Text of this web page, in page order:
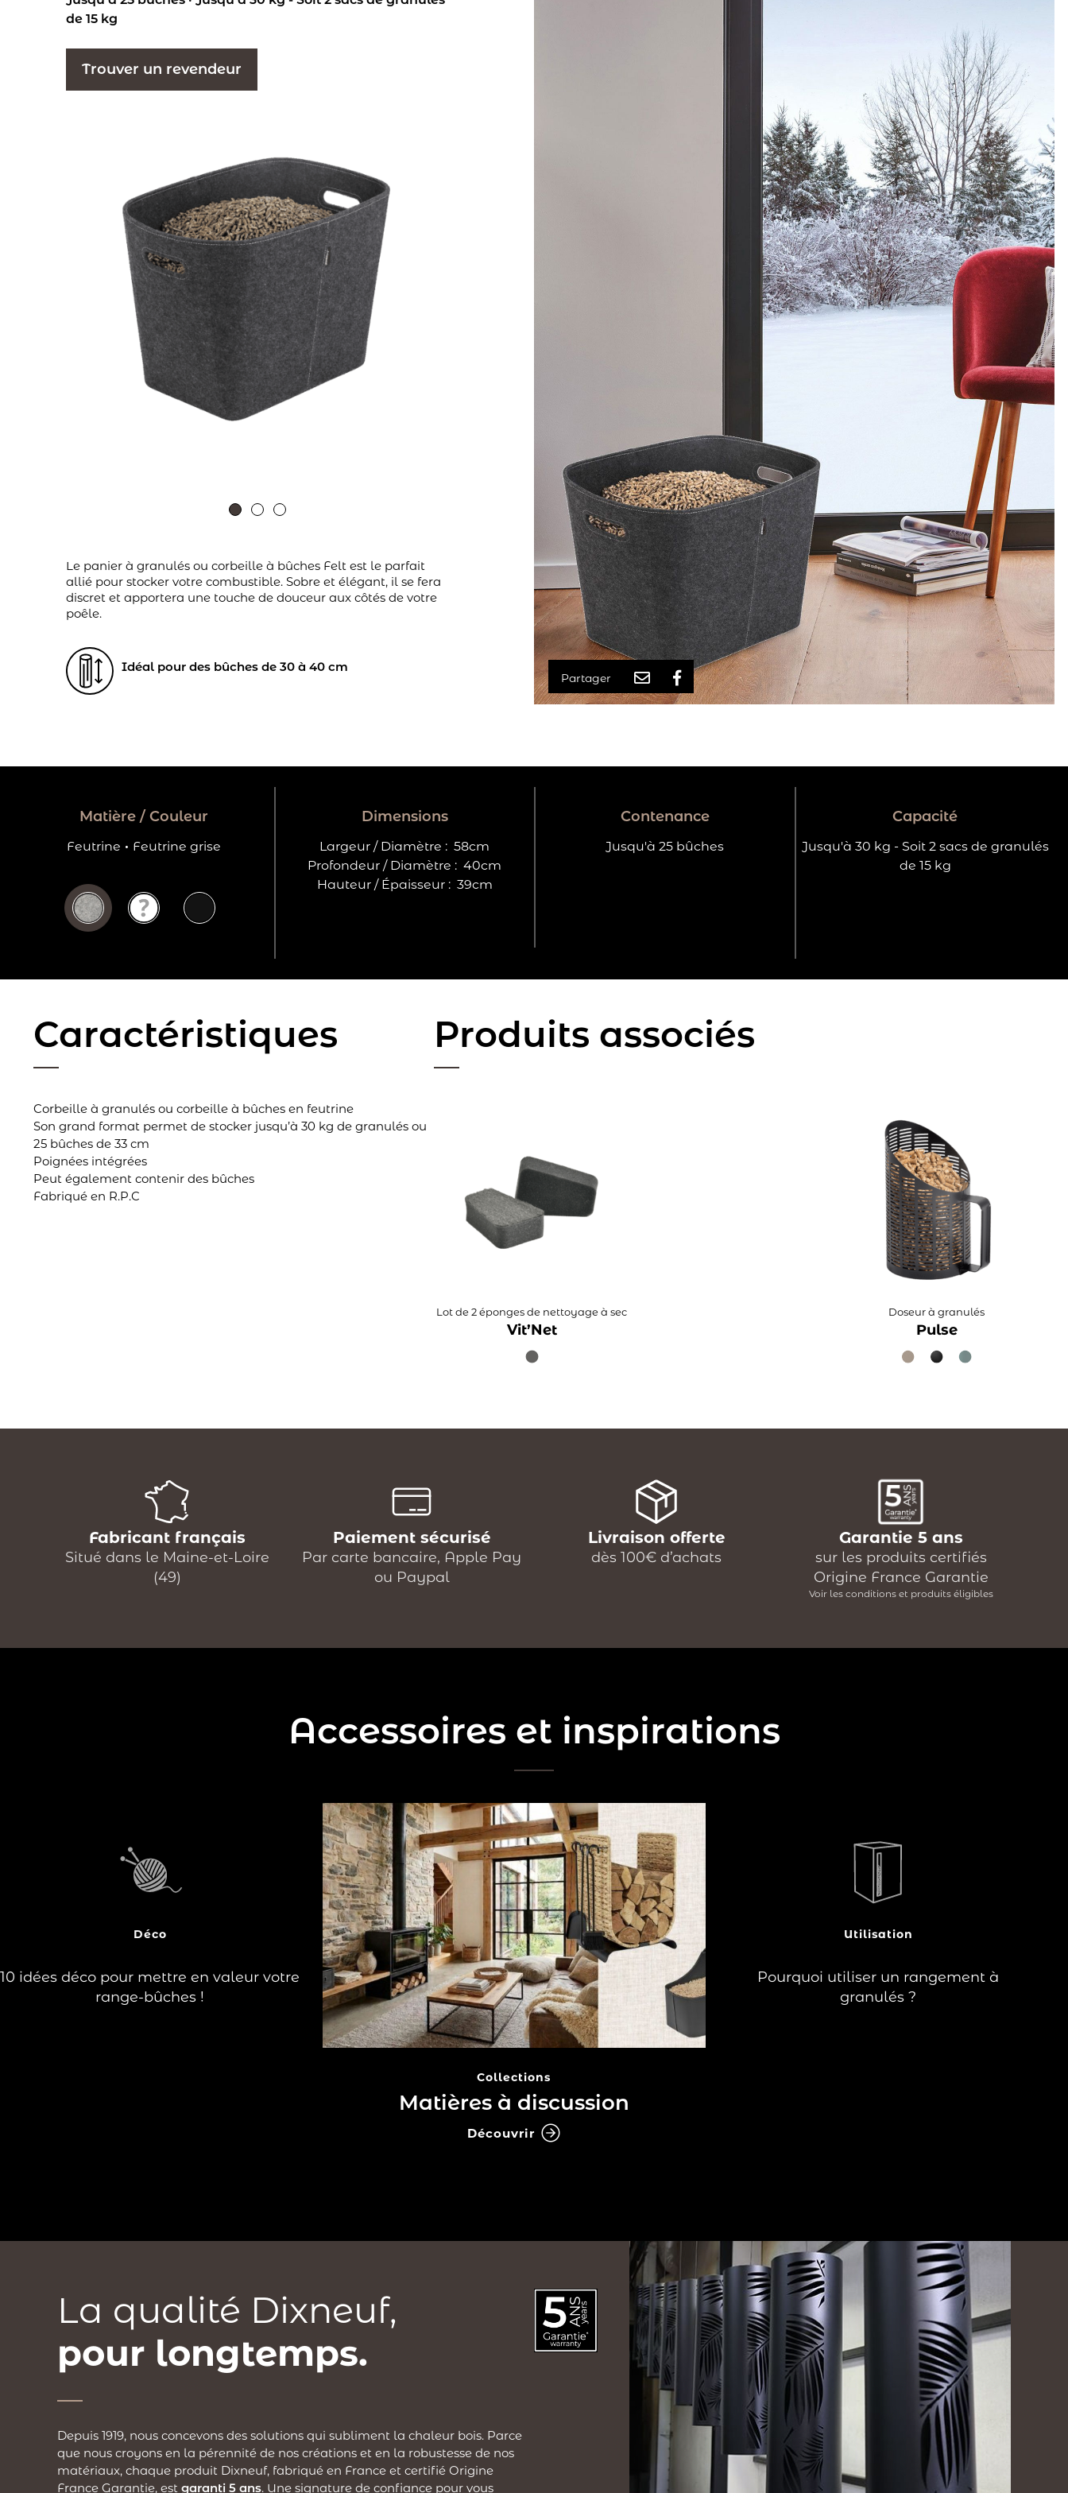
de 15 kg
Trouver un revendeur
Le panier à granulés ou corbeille à bûches Felt est le parfait
allié pour stocker votre combustible. Sobre et élégant, il se fera
discret et apportera une touche de douceur aux côtés de votre
poêle.
Idéal pour des bûches de 30 à 40 cm
Partager
Matière / Couleur
Feutrine · Feutrine grise
Dimensions
Largeur / Diamètre : 58cm
Profondeur / Diamètre : 40cm
Hauteur / Épaisseur : 39cm
Contenance
Jusqu'à 25 bûches
Capacité
Jusqu'à 30 kg - Soit 2 sacs de granulés
de 15 kg
Caractéristiques
Corbeille à granulés ou corbeille à bûches en feutrine
Son grand format permet de stocker jusqu’à 30 kg de granulés ou
25 bûches de 33 cm
Poignées intégrées
Peut également contenir des bûches
Fabriqué en R.P.C
Produits associés
Lot de 2 éponges de nettoyage à sec
Vit’Net
Doseur à granulés
Pulse
Fabricant français
Situé dans le Maine-et-Loire
(49)
Paiement sécurisé
Par carte bancaire, Apple Pay
ou Paypal
Livraison offerte
dès 100€ d’achats
Garantie 5 ans
sur les produits certifiés
Origine France Garantie
Voir les conditions et produits éligibles
Accessoires et inspirations
Déco
10 idées déco pour mettre en valeur votre
range-bûches !
En quête d'inspiration pour mettre en
valeur votre bois de chauffage tout en
ajoutant une touche déco à votre pièce ?
Dixneuf vous propose un large éventail
véritables éléments décoratifs à part
entière, pour…
Lire la suite
Collections
Matières à discussion
Découvrir
Utilisation
Pourquoi utiliser un rangement à
granulés ?
?
Un rangement à granulés vous
permettra de conserver vos granulés
avec un bon niveau d'hygrométrie, à
l'encrassement de votre appareil.
La qualité Dixneuf,
pour longtemps.
Depuis 1919, nous concevons des solutions qui subliment la chaleur bois. Parce
que nous croyons en la pérennité de nos créations et en la robustesse de nos
matériaux, chaque produit Dixneuf, fabriqué en France et certifié Origine
France Garantie, est garanti 5 ans. Une signature de confiance pour vous